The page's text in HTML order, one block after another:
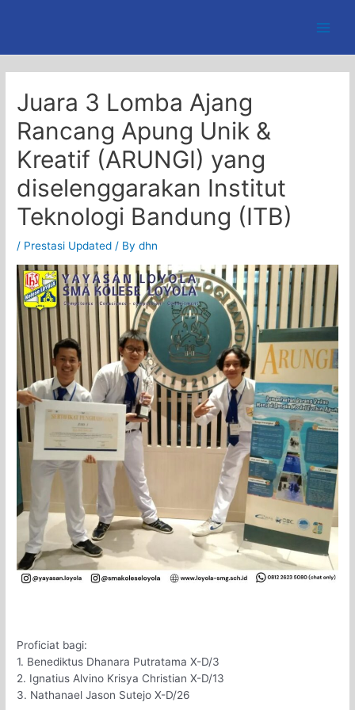
Juara 3 Lomba Ajang
Rancang Apung Unik &
Kreatif (ARUNGI) yang
diselenggarakan Institut
Teknologi Bandung (ITB)
/ Prestasi Updated / Bydhn
Proficiat bagi:
1. Benediktus Dhanara Putratama X-D/3
2. Ignatius Alvino Krisya Christian X-D/13
3. Nathanael Jason Sutejo X-D/26